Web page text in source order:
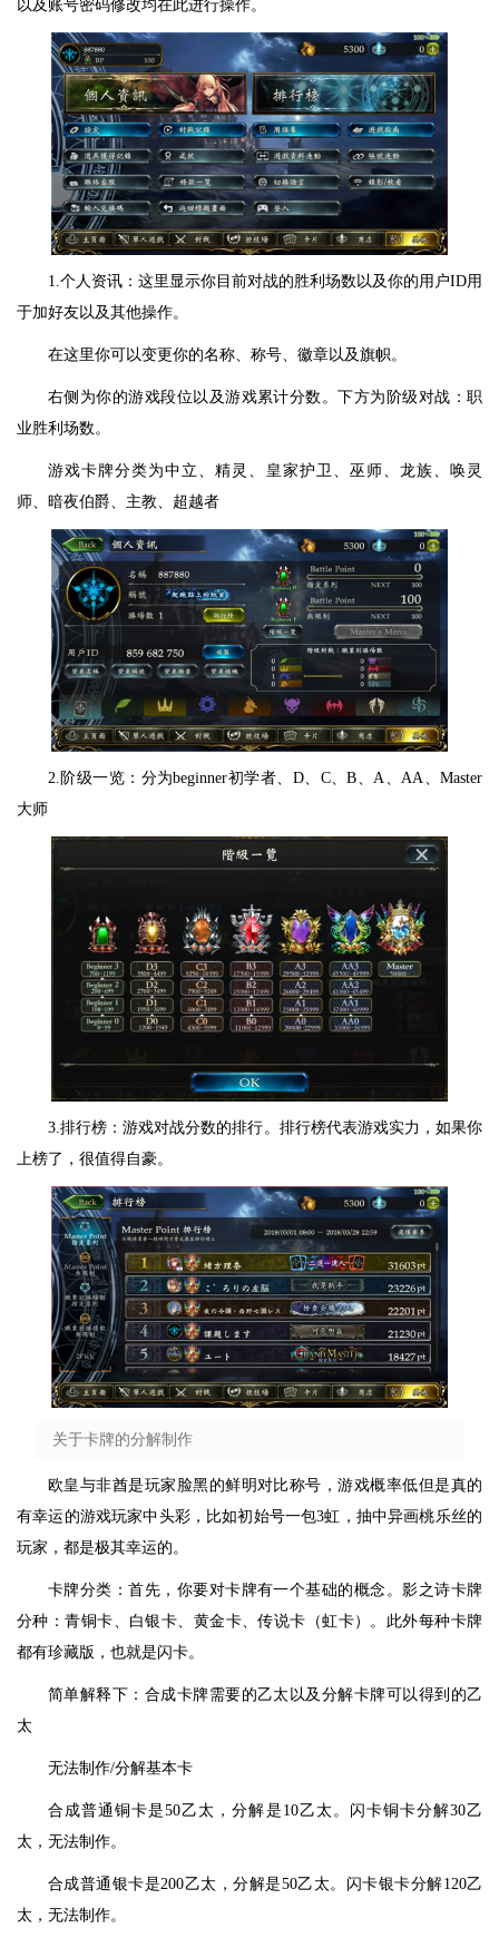
以及账号密码修改均在此进行操作。
1.个人资讯：这里显示你目前对战的胜利场数以及你的用户ID用
于加好友以及其他操作。
在这里你可以变更你的名称、称号、徽章以及旗帜。
右侧为你的游戏段位以及游戏累计分数。下方为阶级对战：职
业胜利场数。
游戏卡牌分类为中立、精灵、皇家护卫、巫师、龙族、唤灵
师、暗夜伯爵、主教、超越者
2.阶级一览：分为beginner初学者、D、C、B、A、AA、Master
大师
3.排行榜：游戏对战分数的排行。排行榜代表游戏实力，如果你
上榜了，很值得自豪。
关于卡牌的分解制作
欧皇与非酋是玩家脸黑的鲜明对比称号，游戏概率低但是真的
有幸运的游戏玩家中头彩，比如初始号一包3虹，抽中异画桃乐丝的
玩家，都是极其幸运的。
卡牌分类：首先，你要对卡牌有一个基础的概念。影之诗卡牌
分种：青铜卡、白银卡、黄金卡、传说卡（虹卡）。此外每种卡牌
都有珍藏版，也就是闪卡。
简单解释下：合成卡牌需要的乙太以及分解卡牌可以得到的乙
太
无法制作/分解基本卡
合成普通铜卡是50乙太，分解是10乙太。闪卡铜卡分解30乙
太，无法制作。
合成普通银卡是200乙太，分解是50乙太。闪卡银卡分解120乙
太，无法制作。